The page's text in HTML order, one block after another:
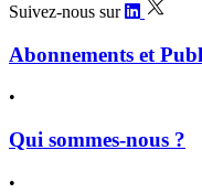
Suivez-nous sur
Abonnements et
•
Qui sommes-nous ?
•